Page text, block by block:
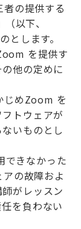
の提供する
以下、
とします。
を提供す
他の定めに
じめZoom を
トウェアが
いものとし
できなかった
の故障およ
がレッスン
を負わない